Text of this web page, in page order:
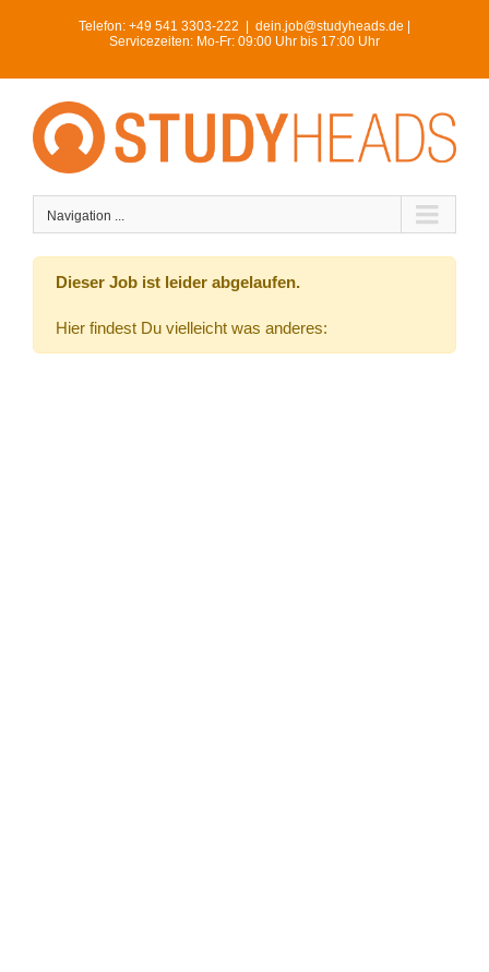
Telefon: +49 541 3303-222
dein.job@studyheads.de |
Servicezeiten: Mo-Fr: 09:00 Uhr bis 17:00 Uhr
Navigation ...
Dieser Job ist leider abgelaufen.
Hier findest Du vielleicht was anderes: